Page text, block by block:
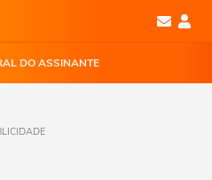
DO ASSINANTE